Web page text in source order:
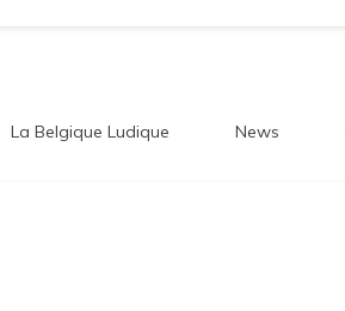
La Belgique Ludique News